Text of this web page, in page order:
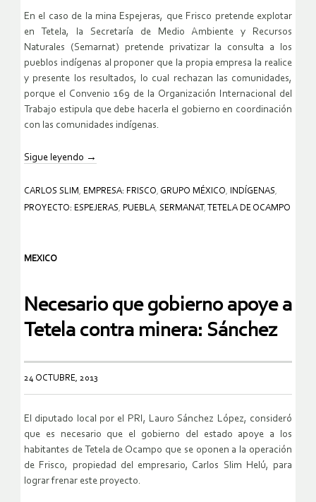
En el caso de la mina Espejeras, que Frisco pretende explotar
en Tetela, la Secretaría de Medio Ambiente y Recursos
Naturales (Semarnat) pretende privatizar la consulta a los
pueblos indígenas al proponer que la propia empresa la realice
y presente los resultados, lo cual rechazan las comunidades,
porque el Convenio 169 de la Organización Internacional del
Trabajo estipula que debe hacerla el gobierno en coordinación
con las comunidades indígenas.
Sigue leyendo →
CARLOS SLIM , EMPRESA: FRISCO, GRUPO MÉXICO, INDÍGENAS,
PROYECTO: ESPEJERAS, PUEBLA, SERMANAT , TETELA DE OCAMPO
MEXICO
Necesario que gobierno apoye a
Tetela contra minera: Sánchez
24 OCTUBRE, 2013
El diputado local por el PRI, Lauro Sánchez López, consideró
que es necesario que el gobierno del estado apoye a los
habitantes de Tetela de Ocampo que se oponen a la operación
de Frisco, propiedad del empresario, Carlos Slim Helú, para
lograr frenar este proyecto.